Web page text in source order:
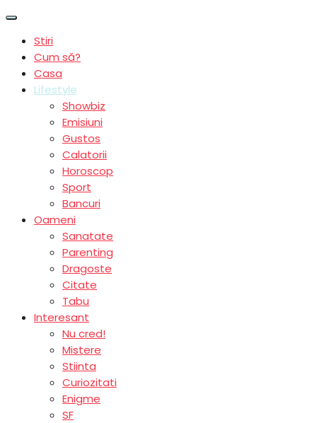
Stiri
Cum să?
Casa
Lifestyle
Showbiz
Emisiuni
Gustos
Calatorii
Horoscop
Sport
Bancuri
Oameni
Sanatate
Parenting
Dragoste
Citate
Tabu
Interesant
Nu cred!
Mistere
Stiinta
Curiozitati
Enigme
SF